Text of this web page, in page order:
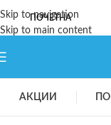
Skip to navigation
Skip to main content
ПОЧЕТНА
АКЦИИ